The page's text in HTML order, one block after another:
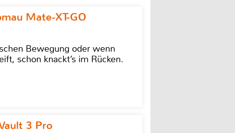
Mate-XT-GO
Bewegung oder wenn
schon knackt’s im Rücken.
3 Pro